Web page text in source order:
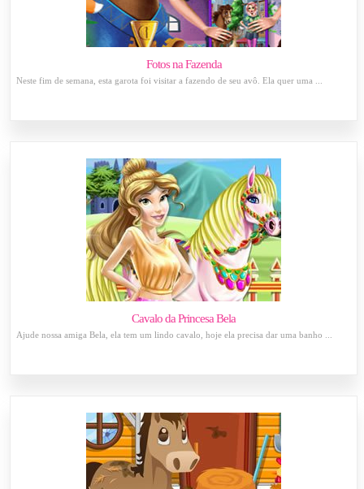
Fotos na Fazenda
Neste fim de semana, esta garota foi visitar a fazendo de seu avô. Ela quer uma ...
Cavalo da Princesa Bela
Ajude nossa amiga Bela, ela tem um lindo cavalo, hoje ela precisa dar uma banho ...